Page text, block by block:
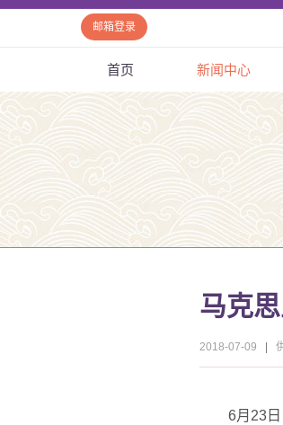
邮箱登录
首页 新闻中心
马克
2018-07-09
6月23